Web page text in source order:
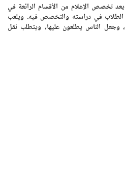
تخصص الإعلام من الأقسام الرائعة في
الطلاب في دراسته والتخصص فيه. ويلعب
وجعل الناس يطلعون عليها، ويتطلب نقل